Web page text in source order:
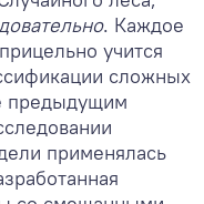
. Каждое
учится
сложных
предыдущим
применялась